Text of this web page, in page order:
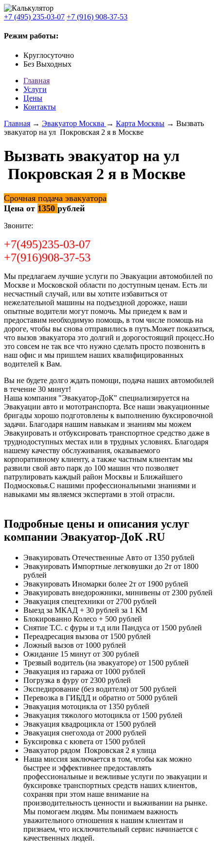
+7 (495) 235-03-07 +7 (916) 908-37-53
Режим работы:
Круглосуточно
Без Выходных
Главная
Услуги
Цены
Контакты
Главная → Эвакуатор Москва → Карта Москвы → Вызвать
эвакуатор на ул Покровская 2 я в Москве
Вызвать эвакуатор на ул
Покровская 2 я в Москве
Срочная подача эвакуатора
Цена от 1350 рублей
Звоните:
+7(495)235-03-07
+7(916)908-37-53
Мы предлагаем лучшие услуги по Эвакуации автомобилей по
Москве и Московской области по доступным ценам. Есть ли
несчастный случай, или вы хотите избавиться от
нежелательной машины на подъездной дорожке, наши
опытные водители могут помочь. Мы приедем к вам и
предоставим необходимую помощь, в том числе помощь на
дороге, чтобы вы снова отправились в путь.Может показаться,
что вызов эвакуатора это долгий и дорогостоящий процесс.Но
это совсем не так все что нужно сделать просто позвонить в
наш офис и мы пришлем наших квалифицированных
водителей к Вам.
Вы не будете долго ждать помощи, подача наших автомобилей
в течение 30 минут!
Наша компания "Эвакуатор-ДоК" специализируется на
Эвакуации авто и мототранспорта. Все наши эвакуационные
бригады хорошо подготовлены к выполнению буксировочной
задачи. Благодаря нашим навыкам и знаниям мы можем
Эвакуировать и отбуксировать транспортное средство даже в
труднодоступных местах или в трудных условиях. Благодаря
нашему качеству обслуживания, оказываемого
корпоративному клиенту, а также частным клиентам мы
развили свой авто парк до 100 машин что позволяет
патрулировать каждый район Москвы и Ближайшего
Подмосковья.С нашими профессиональными знаниями и
навыками мы являемся экспертами в этой отрасли.
Подробные цены и описания услуг
компании Эвакуатор-ДоК .RU
Эвакуировать Отечественные Авто от 1350 рублей
Эвакуировать Импортные легковушки до 2т от 1800
рублей
Эвакуировать Иномарки более 2т от 1900 рублей
Эвакуировать внедорожники, минивены от 2300 рублей
Эвакуация спецтехники от 2700 рублей
Выезд за МКАД + 30 рублей за 1 КМ
Блокированно Колесо + 500 рублей
Снятие Т.С. с фуры и т.д или Пандуса от 1500 рублей
Переадресация вызова от 1500 рублей
Ложный вызов от 1000 рублей
Ожидание 15 минут от 300 рублей
Трезвый водитель (на эвакуаторе) от 1500 рублей
Эвакуация из гаража от 1000 рублей
Погрузка в фуру от 2300 рублей
Экспедирование (без водителя) от 500 рублей
Перевозка в ГИБДД и обратно от 5000 рублей
Эвакуация мотоцикла от 1350 рублей
Эвакуация тяжолого мотоцикла от 1500 рублей
Эвакуация квадроцикла от 1500 рублей
Эвакуация снегохода от 2000 рублей
Буксировка с кювета от 1500 рублей
Эвакуатор рядом Покровская 2 я улица
Наша миссия заключается в том, чтобы как можно
быстрее и эффективнее предоставлять
профессиональные и вежливые услуги по эвакуации и
буксировке транспортных средств наших клиентов,
сохраняя при этом наше внимание на
производительность ценности и выживании на рынке.
Мы помогаем людям. Мы понимаем важность
уважительного отношения к нашим клиентам и
признаем, что исключительный сервис начинается с
качественных людей.